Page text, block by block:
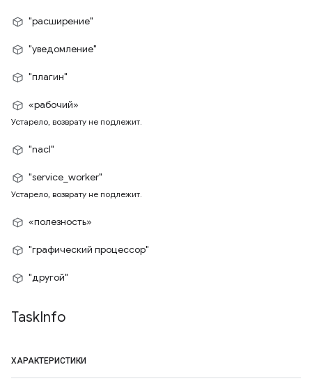
"расширение"
"уведомление"
"плагин"
«рабочий»
Устарело, возврату не подлежит.
"nacl"
"service_worker"
Устарело, возврату не подлежит.
«полезность»
"графический процессор"
"другой"
TaskInfo
ХАРАКТЕРИСТИКИ